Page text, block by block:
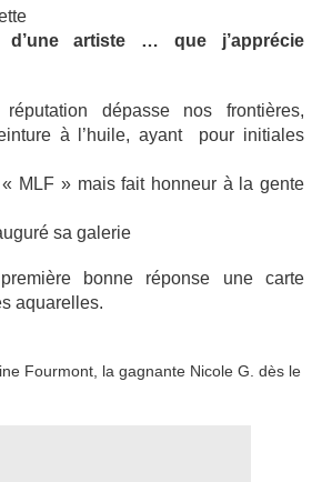
artiste … que j’apprécie
dépasse nos frontières,
à l’huile, ayant pour initiales
MLF » mais fait honneur à la gente
sa galerie
bonne réponse une carte
aquarelles.
Fourmont, la gagnante Nicole G. dès le